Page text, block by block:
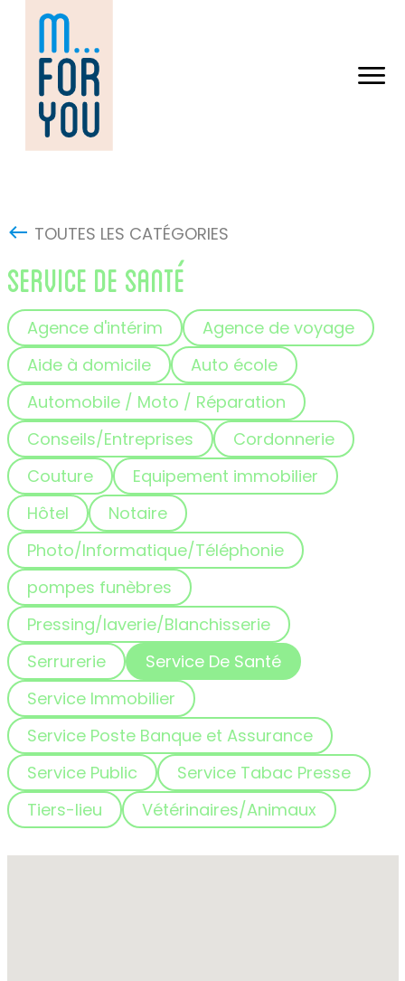
content
TOUTES LES CATÉGORIES
SERVICE DE SANTÉ
Agence d'intérim
Agence de voyage
Aide à domicile
Auto école
Automobile / Moto / Réparation
Conseils/Entreprises
Cordonnerie
Couture
Equipement immobilier
Hôtel
Notaire
Photo/Informatique/Téléphonie
pompes funèbres
Pressing/laverie/Blanchisserie
Serrurerie
Service De Santé
Service Immobilier
Service Poste Banque et Assurance
Service Public
Service Tabac Presse
Tiers-lieu
Vétérinaires/Animaux